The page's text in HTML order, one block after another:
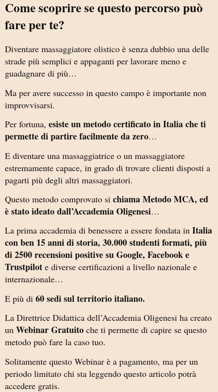
Come scoprire se questo percorso può
fare per te?
Diventare massaggiatore olistico è senza dubbio una delle
strade più semplici e appaganti per lavorare meno e
guadagnare di più…
Ma per avere successo in questo campo è importante non
improvvisarsi.
Per fortuna, esiste un metodo certificato in Italia che ti
permette di partire facilmente da zero…
E diventare una massaggiatrice o un massaggiatore
estremamente capace, in grado di trovare clienti disposti a
pagarti più degli altri massaggiatori.
Questo metodo comprovato si chiama Metodo MCA, ed
è stato ideato dall’Accademia Oligenesi…
La prima accademia di benessere a essere fondata in Italia
con ben 15 anni di storia, 30.000 studenti formati, più
di 2500 recensioni positive su Google, Facebook e
Trustpilot e diverse certificazioni a livello nazionale e
internazionale…
E più di 60 sedi sul territorio italiano.
La Direttrice Didattica dell’Accademia Oligenesi ha creato
un Webinar Gratuito che ti permette di capire se questo
metodo può fare la caso tuo.
Solitamente questo Webinar è a pagamento, ma per un
periodo limitato chi sta leggendo questo articolo potrà
accedere gratis.